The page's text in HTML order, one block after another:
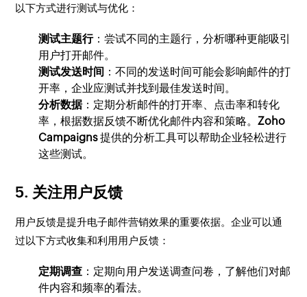
以下方式进行测试与优化：
测试主题行：尝试不同的主题行，分析哪种更能吸引
用户打开邮件。
测试发送时间 ：不同的发送时间可能会影响邮件的打
开率，企业应测试并找到最佳发送时间。
分析数据：定期分析邮件的打开率、点击率和转化
率，根据数据反馈不断优化邮件内容和策略。Zoho
Campaigns提供的分析工具可以帮助企业轻松进行
这些测试。
5. 关注用户反馈
用户反馈是提升电子邮件营销效果的重要依据。企业可以通
过以下方式收集和利用用户反馈：
定期调查 ：定期向用户发送调查问卷，了解他们对邮
件内容和频率的看法。